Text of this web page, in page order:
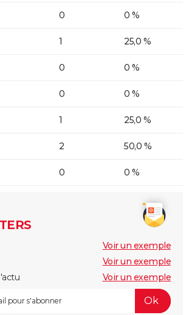
0 0 %
1 25,0 %
0 0 %
0 0 %
1 25,0 %
2 50,0 %
0 0 %
Voir un exemple
Voir un exemple
Voir un exemple